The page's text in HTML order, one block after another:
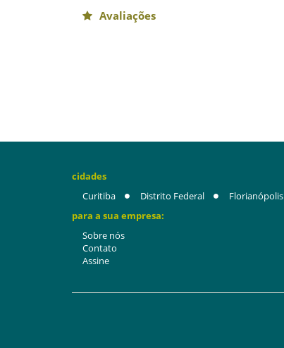
Avaliações
cidades
Curitiba
Distrito Federal Florianópolis
para a sua empresa:
Sobre nós
Contato
Assine